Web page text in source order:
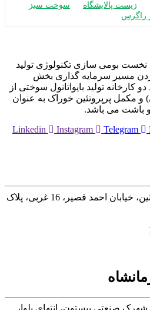
زیست پالایشگاه
سوخت سبز
بومی سازی تکنولوژی تولید
کردن مسیر سرمایه گذاری بخش
کارخانه تولید بایواتانول سوختی از
مکمل پرپروتئین خوراک به عنوان
باشت می باشد.
Linkedin
Instagram Telegram
ایران، تهران، میدان آرژانتین، خیابان احمد قصیر، 16 غربی، پلاک
شهرک صنعتی بیستون، انتهای بلوار